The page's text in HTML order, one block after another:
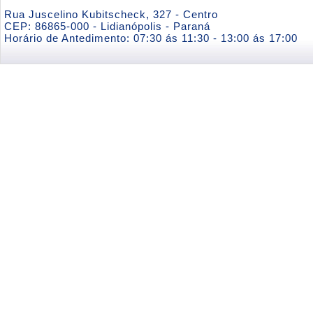
Rua Juscelino Kubitscheck, 327 - Centro
CEP: 86865-000 - Lidianópolis - Paraná
Horário de Antedimento: 07:30 ás 11:30 - 13:00 ás 17:00